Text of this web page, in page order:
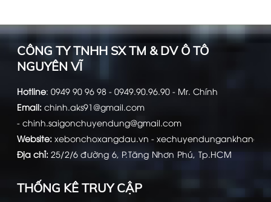
0949 90 96 98 (gặp Chính)
để được tư vấn.
Xe bồn chở xăng dầu,
Xe bồn xăng dầu, Bồn
HINO chở xăng dầu, Xe
bồn Hyundai, Xe chở
xăng dầu, xe xăng dầu
Xe bồn chở xăng dầu, Xe bồn xăng
dầu, Bồn HINO chở xăng dầu, Xe bồn
Hyundai, Xe chở xăng dầu, xe xăng
dầu
CÔNG TY TNHH SX TM & DV Ô TÔ
NGUYÊN VĨ
Hotline: 0949 90 96 98 - 0949.90.96.90 - Mr. Chính
Email: chinh.aks91@gmail.com
- chinh.saigonchuyendung@gmail.com
Website: xebonchoxangdau.vn -
Địa chỉ: 25/2/6 đường 6, P.Tăng Nhơn Phú, Tp.HCM
THỐNG KÊ TRUY CẬP